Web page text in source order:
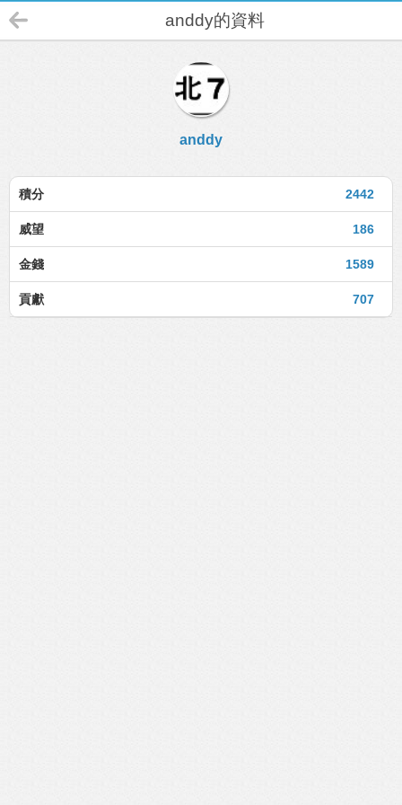
anddy的資料
anddy
2442
積分
186
威望
1589
金錢
707
貢獻